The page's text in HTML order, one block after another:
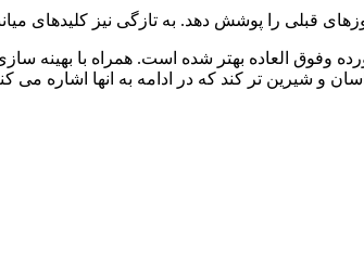
نیز کلیدهای میانبر ویندوز ۱۰ را برای کاربران خود
اورده وفوق العاده بهتر شده است. همراه با